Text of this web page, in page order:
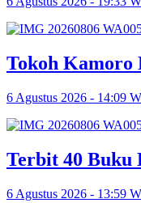
Tokoh Kamoro
6 Agustus 2026 - 14:09
Terbit 40 Buku
6 Agustus 2026 - 13:59